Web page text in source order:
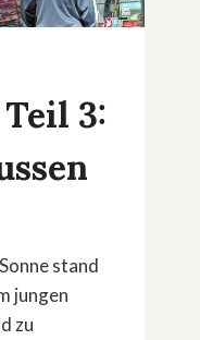
3:
stand
jungen
zu